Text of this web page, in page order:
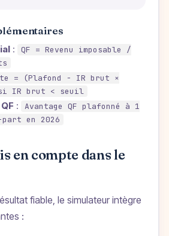
:
QF = Revenu imposable /
= (Plafond − IR brut ×
IR brut < seuil
:
Avantage QF plafonné à 1
part en 2026
en compte dans le
fiable, le simulateur intègre
: